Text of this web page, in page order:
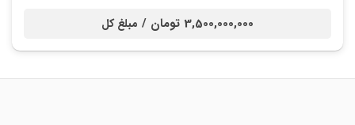
3,500,000,000 تومان / مبلغ کل